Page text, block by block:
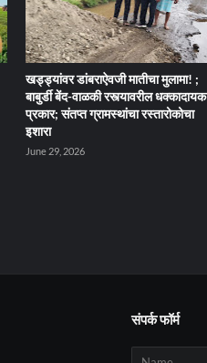
खड्ड्यांवर डांबराऐवजी मातीचा मुलामा! ;
बाबुर्डी बेंद-वाळकी रस्त्यावरील धक्कादायक
प्रकार; संतप्त ग्रामस्थांचा रस्तारोकोचा
इशारा
June 29, 2026
संपर्क फॉर्म